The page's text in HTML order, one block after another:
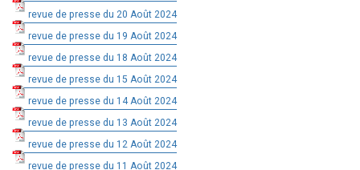
revue de presse du 20 Août 2024
revue de presse du 19 Août 2024
revue de presse du 18 Août 2024
revue de presse du 15 Août 2024
revue de presse du 14 Août 2024
revue de presse du 13 Août 2024
revue de presse du 12 Août 2024
revue de presse du 11 Août 2024